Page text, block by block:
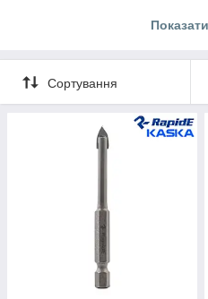
зносостійкість і надає
Сортування